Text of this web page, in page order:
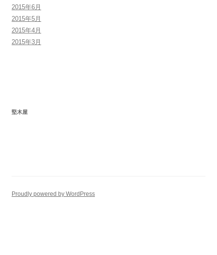
2015年6月
2015年5月
2015年4月
2015年3月
堅木屋
Proudly powered by WordPress